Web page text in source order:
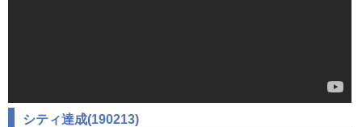
シティ達成(190213)